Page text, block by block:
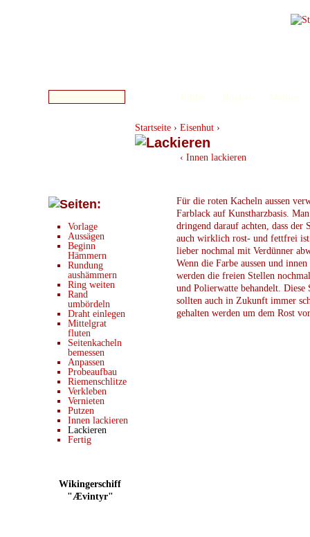
Startseite › Eisenhut ›
‹ Innen lackieren
Für die roten Kacheln aussen
Farblack auf Kunstharzbasis.
dringend darauf achten, dass der
auch wirklich rost- und fettfrei
lieber nochmal mit Verdünner
Wenn die Farbe aussen und
werden die freien Stellen
und Polierwatte behandelt. Diese
sollten auch in Zukunft immer
gehalten werden um dem Rost
Vorlage
Aussägen
Beginn
Hämmern
Rundung
aushämmern
Ring weiten
Rand
umbördeln
Draht einlegen
Mittelgrat
fluten
Seitenkacheln
bemessen
Anpassen
Probeaufbau
Riemenschlitze
Verkleben
Vernieten
Putzen
Innen lackieren
Lackieren
Fertig
Wikingerschiff
"Ævintyr"